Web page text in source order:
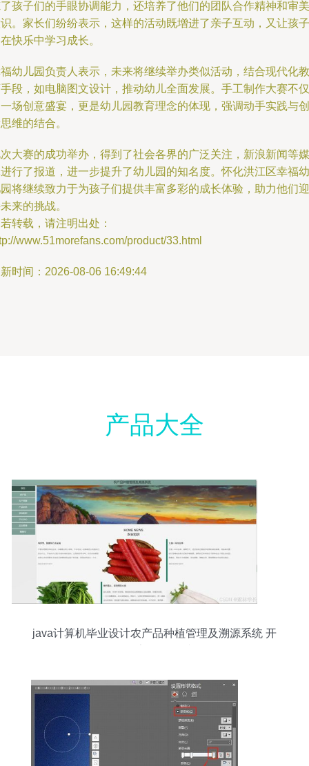
孩子们的手眼协调能力，还培养了他们的团队合作精神和审美
。家长们纷纷表示，这样的活动既增进了亲子互动，又让孩子
快乐中学习成长。
幼儿园负责人表示，未来将继续举办类似活动，结合现代化教
段，如电脑图文设计，推动幼儿全面发展。手工制作大赛不仅
场创意盛宴，更是幼儿园教育理念的体现，强调动手实践与创
维的结合。
大赛的成功举办，得到了社会各界的广泛关注，新浪新闻等媒
行了报道，进一步提升了幼儿园的知名度。怀化洪江区幸福幼
将继续致力于为孩子们提供丰富多彩的成长体验，助力他们迎
来的挑战。
转载，请注明出处：
www.51morefans.com/product/33.html
时间：2026-08-06 16:49:44
产品大全
java计算机毕业设计农产品种植管理及溯源系统 开